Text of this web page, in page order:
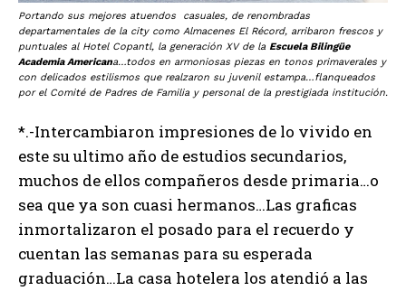
Portando sus mejores atuendos casuales, de renombradas
departamentales de la city como Almacenes El Récord, arribaron frescos y
puntuales al Hotel Copantl, la generación XV de la Escuela Bilingüe
Academia Americana…todos en armoniosas piezas en tonos primaverales y
con delicados estilismos que realzaron su juvenil estampa…flanqueados
por el Comité de Padres de Familia y personal de la prestigiada institución.
*.-Intercambiaron impresiones de lo vivido en
este su ultimo año de estudios secundarios,
muchos de ellos compañeros desde primaria…o
sea que ya son cuasi hermanos…Las graficas
inmortalizaron el posado para el recuerdo y
cuentan las semanas para su esperada
graduación…La casa hotelera los atendió a las